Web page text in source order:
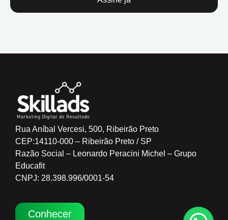
Rua Aníbal Vercesi, 500, Ribeirão Preto
CEP:14110-000 – Ribeirão Preto / SP
Razão Social – Leonardo Peracini Michel – Grupo
Educafit
CNPJ: 28.398.996/0001-54
Conhecer